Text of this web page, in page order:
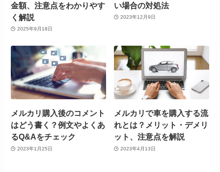
金額、注意点をわかりやす
く解説
2025年9月18日
い場合の対処法
2023年12月9日
メルカリ購入後のコメント
はどう書く？例文やよくあ
るQ&Aをチェック
2023年1月25日
メルカリで車を購入する流
れとは？メリット・デメリ
ット、注意点を解説
2023年4月13日